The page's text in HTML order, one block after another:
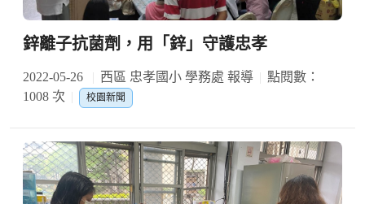
鋅離子抗菌劑，用「鋅」守護忠孝
2022-05-26 西區 忠孝國小 學務處 報導
點閱數：
1008 次
校園新聞